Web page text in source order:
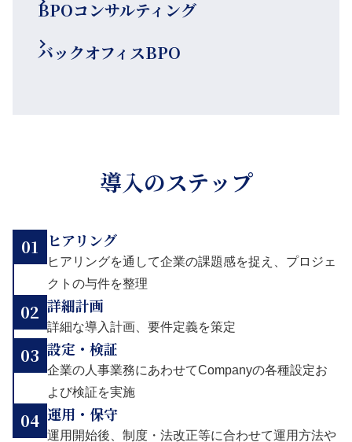
BPOコンサルティング
バックオフィスBPO
導入のステップ
01 ヒアリング
ヒアリングを通して企業の課題感を捉え、プロジェ
クトの与件を整理
02 詳細計画
詳細な導入計画、要件定義を策定
03 設定・検証
企業の人事業務にあわせてCompanyの各種設定お
よび検証を実施
04 運用・保守
運用開始後、制度・法改正等に合わせて運用方法や